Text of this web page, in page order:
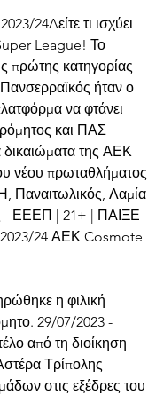
24Δείτε τι ισχύει
League! Το
πρώτης κατηγορίας
ήταν ο
να φτάνει
και ΠΑΣ
δικαιώματα της ΑΕΚ
νέου πρωταθλήματος
Παναιτωλικός, Λαμία
- ΕΕΕΠ | 21+ | ΠΑΙΞΕ
24 ΑΕΚ Cosmote
η φιλική
29/07/2023 -
από τη διοίκηση
Τρίπολης
στις εξέδρες του